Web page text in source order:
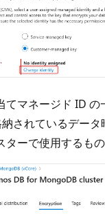
てマネージド ID
されているデータ
ターで使用するもの